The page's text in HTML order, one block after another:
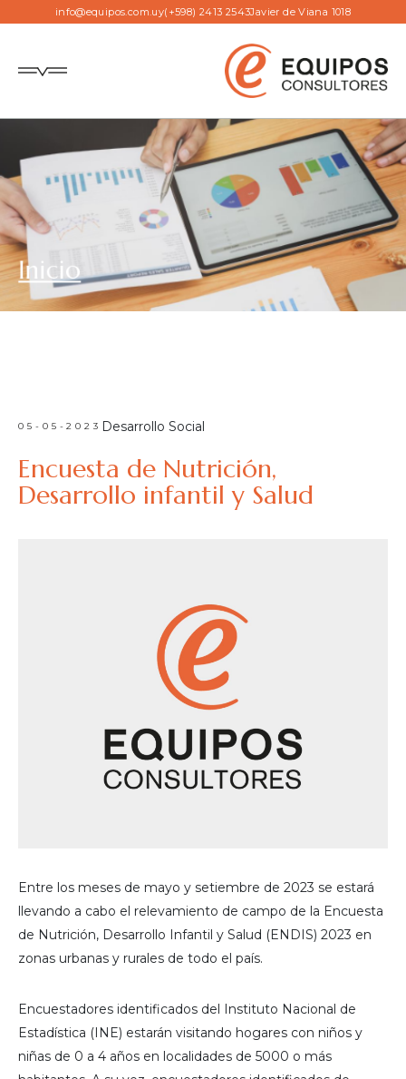
info@equipos.com.uy(+598) 2413 2543Javier de Viana 1018
Inicio
05-05-2023 Desarrollo Social
Encuesta de Nutrición,
Desarrollo infantil y Salud
Entre los meses de mayo y setiembre de 2023 se estará
llevando a cabo el relevamiento de campo de la Encuesta
de Nutrición, Desarrollo Infantil y Salud (ENDIS) 2023 en
zonas urbanas y rurales de todo el país.
Encuestadores identificados del Instituto Nacional de
Estadística (INE) estarán visitando hogares con niños y
niñas de 0 a 4 años en localidades de 5000 o más